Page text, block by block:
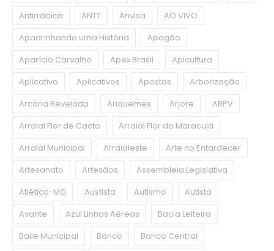
Antirrábica
ANTT Anvisa
AO VIVO
Apadrinhando uma História
Apagão
Aparício Carvalho
Apex Brasil
Apicultura
Aplicativo
Aplicativos Apostas
Arborização
Arcana Revelada
Ariquemes Arjore
ARPV
Arraial Flor de Cacto
Arraial Flor do Maracujá
Arraial Municipal
Arraialeste
Arte no Entardecer
Artesanato
Artesãos
Assembleia Legislativa
Atlético-MG
Austista Autismo
Autista
Avante
Azul Linhas Aéreas
Bacia Leiteira
Baile Municipal
Banco
Banco Central